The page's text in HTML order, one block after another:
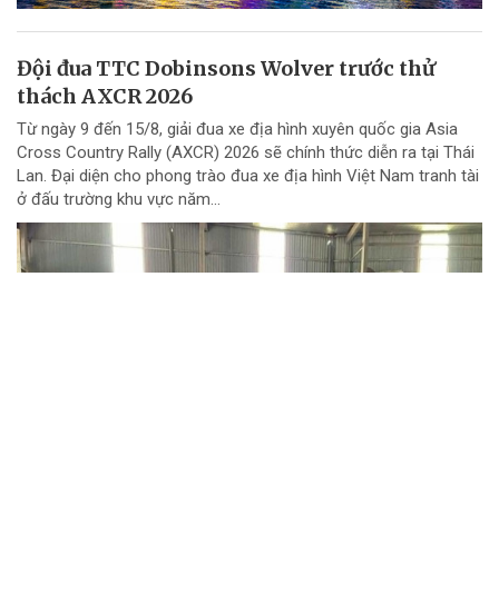
Đội đua TTC Dobinsons Wolver trước thử
thách AXCR 2026
Từ ngày 9 đến 15/8, giải đua xe địa hình xuyên quốc gia Asia
Cross Country Rally (AXCR) 2026 sẽ chính thức diễn ra tại Thái
Lan. Đại diện cho phong trào đua xe địa hình Việt Nam tranh tài
ở đấu trường khu vực năm...